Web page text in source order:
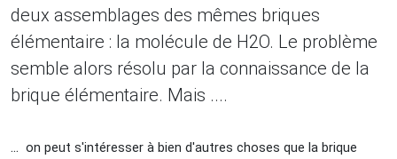
deux assemblages des mêmes briques
élémentaire : la molécule de H2O. Le problème
semble alors résolu par la connaissance de la
brique élémentaire. Mais ....
... on peut s'intéresser à bien d'autres choses que la brique